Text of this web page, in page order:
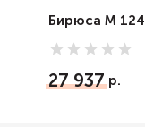
Бирюса M 124
27 937